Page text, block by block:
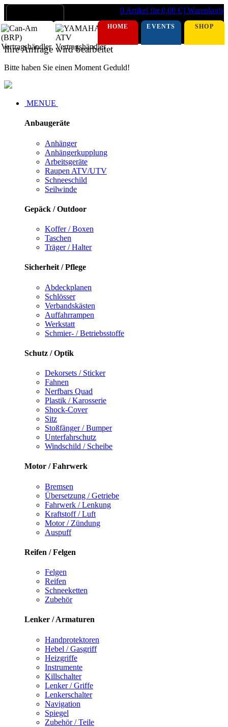
0 Artikel für 0,00 € | Warenkorb
HOME EVENTS SHOP
Ihre Anfrage wird bearbeitet
Bitte haben Sie einen Moment Geduld!
MENUE
Anbaugeräte
Anhänger
Anhängerkupplung
Arbeitsgeräte
Raupen ATV/UTV
Schneeschild
Seilwinde
Gepäck / Outdoor
Koffer / Boxen
Taschen
Träger / Halter
Sicherheit / Pflege
Abdeckplanen
Schlösser
Verbandskästen
Auffahrrampen
Werkstatt
Schmier- / Betriebsstoffe
Schutz / Optik
Dekorsets / Sticker
Fahnen
Nerfbars Quad
Plastik / Karosserie
Shock-Cover
Sitz
Stoßfänger / Bumper
Unterfahrschutz
Windschild / Scheibe
Motor / Fahrwerk
Bremsen
Übersetzung / Getriebe
Fahrwerk / Lenkung
Kraftstoff / Luft
Motor / Zündung
Auspuff
Reifen / Felgen
Felgen
Reifen
Schneeketten
Zubehör
Lenker / Armaturen
Handprotektoren
Hebel / Gasgriff
Heizgriffe
Instrumente
Killschalter
Lenker / Griffe
Lenkerschalter
Navigation
Spiegel
Zubehör / Teile